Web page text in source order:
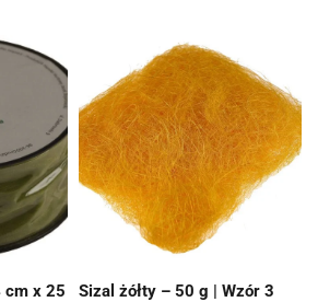
cm x 25
Sizal żółty – 50 g | Wzór 3